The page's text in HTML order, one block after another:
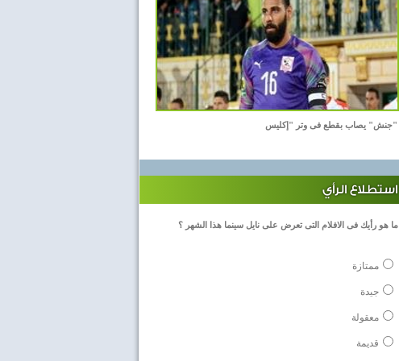
"جنش" يصاب بقطع فى وتر "إكليس
استطلاع الرأي
ما هو رأيك فى الافلام التى تعرض على نايل سينما هذا الشهر ؟
ممتازة
جيدة
معقولة
قديمة